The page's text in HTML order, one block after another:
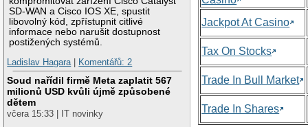
SD-WAN a Cisco IOS XE, spustit
libovolný kód, zpřístupnit citlivé
informace nebo narušit dostupnost
postižených systémů.
Ladislav Hagara| Komentářů: 2
Soud nařídil firmě Meta zaplatit 567
milionů USD kvůli újmě způsobené
dětem
včera 15:33 | IT novinky
Jackpot At Casino
Tax On Stocks
Trade In Bull Market
Trade In Shares